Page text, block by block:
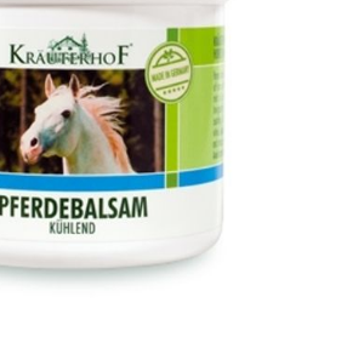
Add to
wishlist